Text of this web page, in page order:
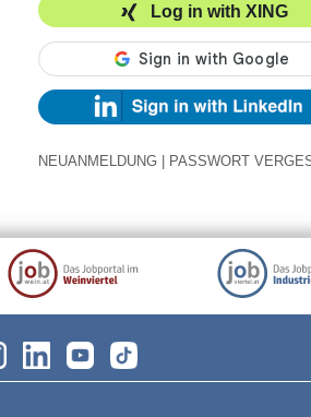
Log in with XING
NEUANMELDUNG PASSWORT